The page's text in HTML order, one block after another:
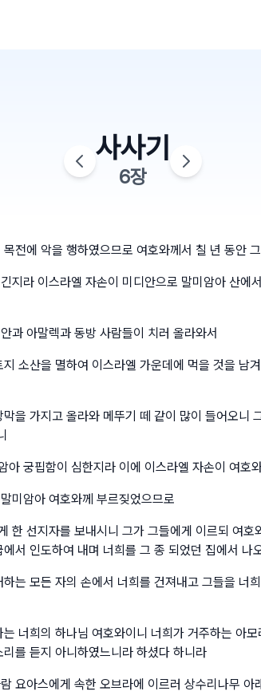
사사기
6장
전에 악을 행하였으므로 여호와께서 칠 년 동안
지라 이스라엘 자손이 미디안으로 말미암아 산에
과 아말렉과 동방 사람들이 치러 올라와서
소산을 멸하여 이스라엘 가운데에 먹을 것을 남
을 가지고 올라와 메뚜기 떼 같이 많이 들어오니
아 궁핍함이 심한지라 이에 이스라엘 자손이 여호
미암아 여호와께 부르짖었으므로
한 선지자를 보내시니 그가 그들에게 이르되 여
서 인도하여 내며 너희를 그 종 되었던 집에서 나
는 모든 자의 손에서 너희를 건져내고 그들을 너
너희의 하나님 여호와이니 너희가 거주하는 아
를 듣지 아니하였느니라 하셨다 하니라
요아스에게 속한 오브라에 이르러 상수리나무 아